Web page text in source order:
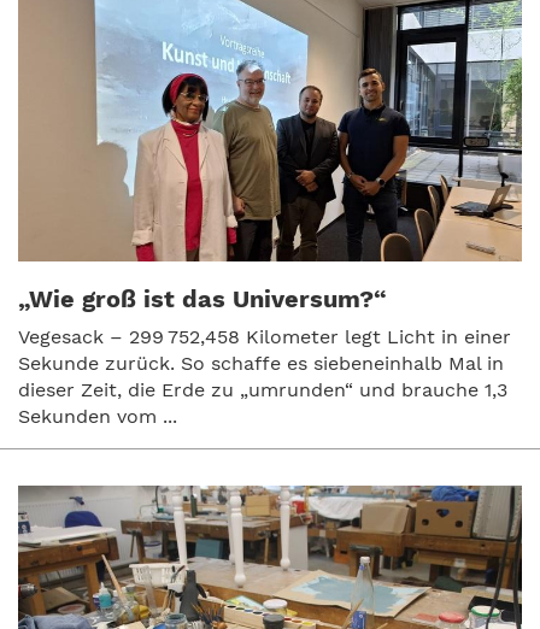
„Wie groß ist das Universum?“
Vegesack – 299 752,458 Kilometer legt Licht in einer
Sekunde zurück. So schaffe es siebeneinhalb Mal in
dieser Zeit, die Erde zu „umrunden“ und brauche 1,3
Sekunden vom ...